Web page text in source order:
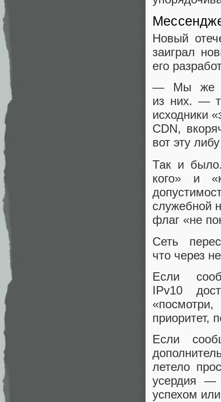
Новый
заиграл
его
— Мы же
из них. —
исходники
CDN,
вот эту
Так и
кого» и
служебной
флаг «не
Сеть
что через
Если
IPv10
приоритет,
Если
летело
усердия —
успехом